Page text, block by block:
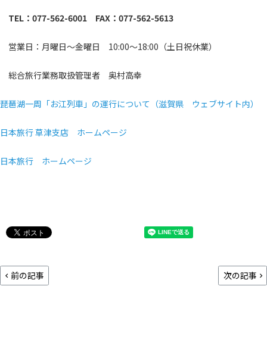
TEL：077-562-6001 FAX：077-562-5613
営業日：月曜日～金曜日 10:00～18:00（土日祝休業）
総合旅行業務取扱管理者 奥村高幸
琵琶湖一周「お江列車」の運行について（滋賀県 ウェブサイト内）
日本旅行 草津支店 ホームページ
日本旅行 ホームページ
前の記事 次の記事